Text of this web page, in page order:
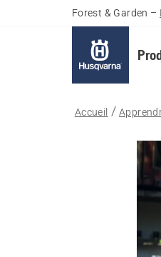
Forest & Garden –
Accueil